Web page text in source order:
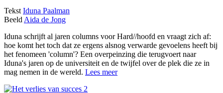
Tekst Iduna Paalman
Beeld Aida de Jong
Iduna schrijft al jaren columns voor Hard//hoofd en vraagt zich af:
hoe komt het toch dat ze ergens alsnog verwarde gevoelens heeft bij
het fenomeen 'column'? Een overpeinzing die terugvoert naar
Iduna's jaren op de universiteit en de twijfel over de plek die ze in
mag nemen in de wereld. Lees meer